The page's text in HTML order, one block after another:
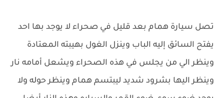
تصل سيارة همام بعد قليل في صحراء لا يوجد بها احد
يفتح السائق إليه الباب وينزل الغول بهيبته المعتادة
وينظر الي من يجلس في هذه الصحراء ويشعل أمامه نار
وينظر اليها بشرود شديد ليبتسم همام وينظر حوله ولا